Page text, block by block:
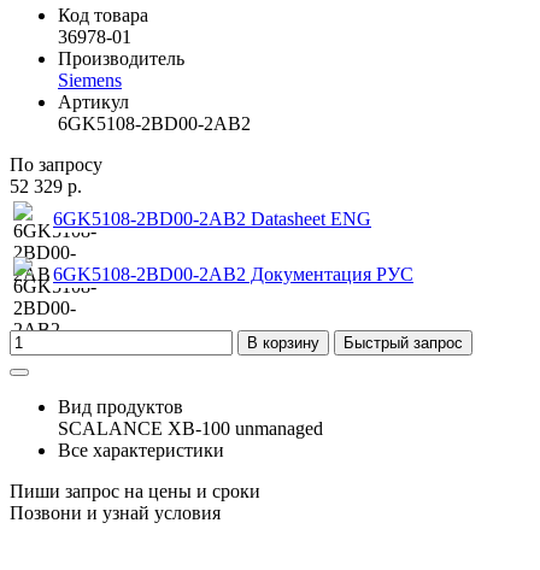
Код товара
36978-01
Производитель
Siemens
Артикул
6GK5108-2BD00-2AB2
По запросу
52 329 р.
6GK5108-2BD00-2AB2 Datasheet ENG
6GK5108-2BD00-2AB2 Документация РУС
В корзину Быстрый запрос
Вид продуктов
SCALANCE XB-100 unmanaged
Все характеристики
Пиши запрос на цены и сроки
Позвони и узнай условия